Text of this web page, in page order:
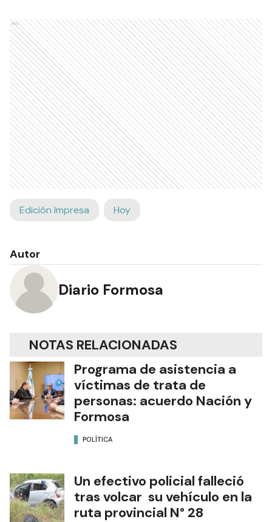
Ads
Edición Impresa Hoy
Autor
Diario Formosa
NOTAS RELACIONADAS
Programa de asistencia a
víctimas de trata de
personas: acuerdo Nación y
Formosa
POLÍTICA
Un efectivo policial falleció
tras volcar su vehículo en la
ruta provincial N° 28